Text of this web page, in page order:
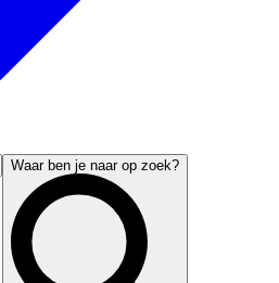
Waar ben je naar op zoek?